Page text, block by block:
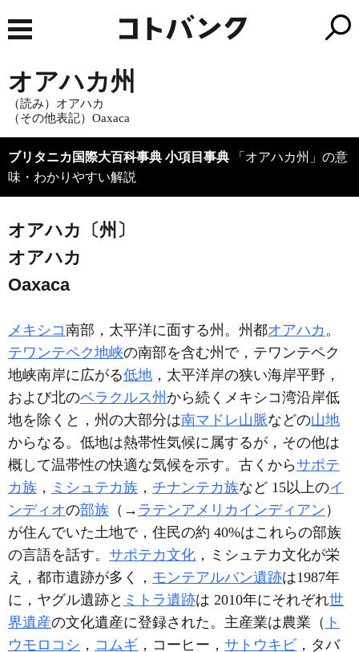
オアハカ州
（読み）オアハカ
（その他表記）Oaxaca
ブリタニカ国際大百科事典 小項目事典 「オアハカ州」の意
味・わかりやすい解説
オアハカ〔州〕
オアハカ
Oaxaca
メキシコ南部，太平洋に面する州。州都オアハカ。
テワンテペク地峡の南部を含む州で，テワンテペク
地峡南岸に広がる低地 ，太平洋岸の狭い海岸平野，
および北のベラクルス州 から続くメキシコ湾沿岸低
地を除くと，州の大部分は南マドレ山脈などの山地
からなる。低地は熱帯性気候に属するが，その他は
概して温帯性の快適な気候を示す。古くからサポテ
カ族 ， ミシュテカ族 ， チナンテカ族など 15以上のイ
ンディオの部族 （→ ラテンアメリカインディアン ）
が住んでいた土地で，住民の約 40%はこれらの部族
の言語を話す。 サポテカ文化 ，ミシュテカ文化が栄
え，都市遺跡が多く， モンテアルバン遺跡は1987年
に，ヤグル遺跡と ミトラ遺跡は 2010年にそれぞれ世
界遺産の文化遺産に登録された。主産業は農業（ ト
ウモロコシ ， コムギ ，コーヒー， サトウキビ ，タバ